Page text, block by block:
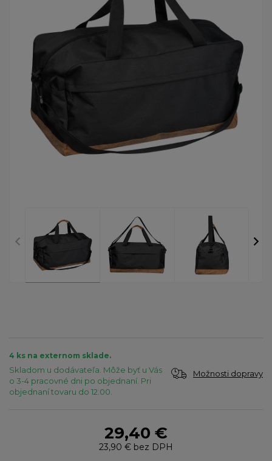
4 ks na externom sklade.
Skladom u dodávateľa. Môže byť u Vás
o 3-4 pracovné dni po objednaní. Pri
objednaní tovaru do 12:00.
Možnosti dopravy
29,40 €
23,90 € bez DPH